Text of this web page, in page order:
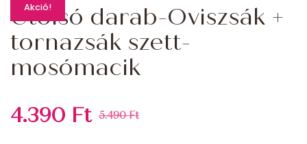
Akció!
Utolsó darab-Oviszsák +
tornazsák szett-
mosómacik
5.490Ft
Original
4.390 Ft
Current